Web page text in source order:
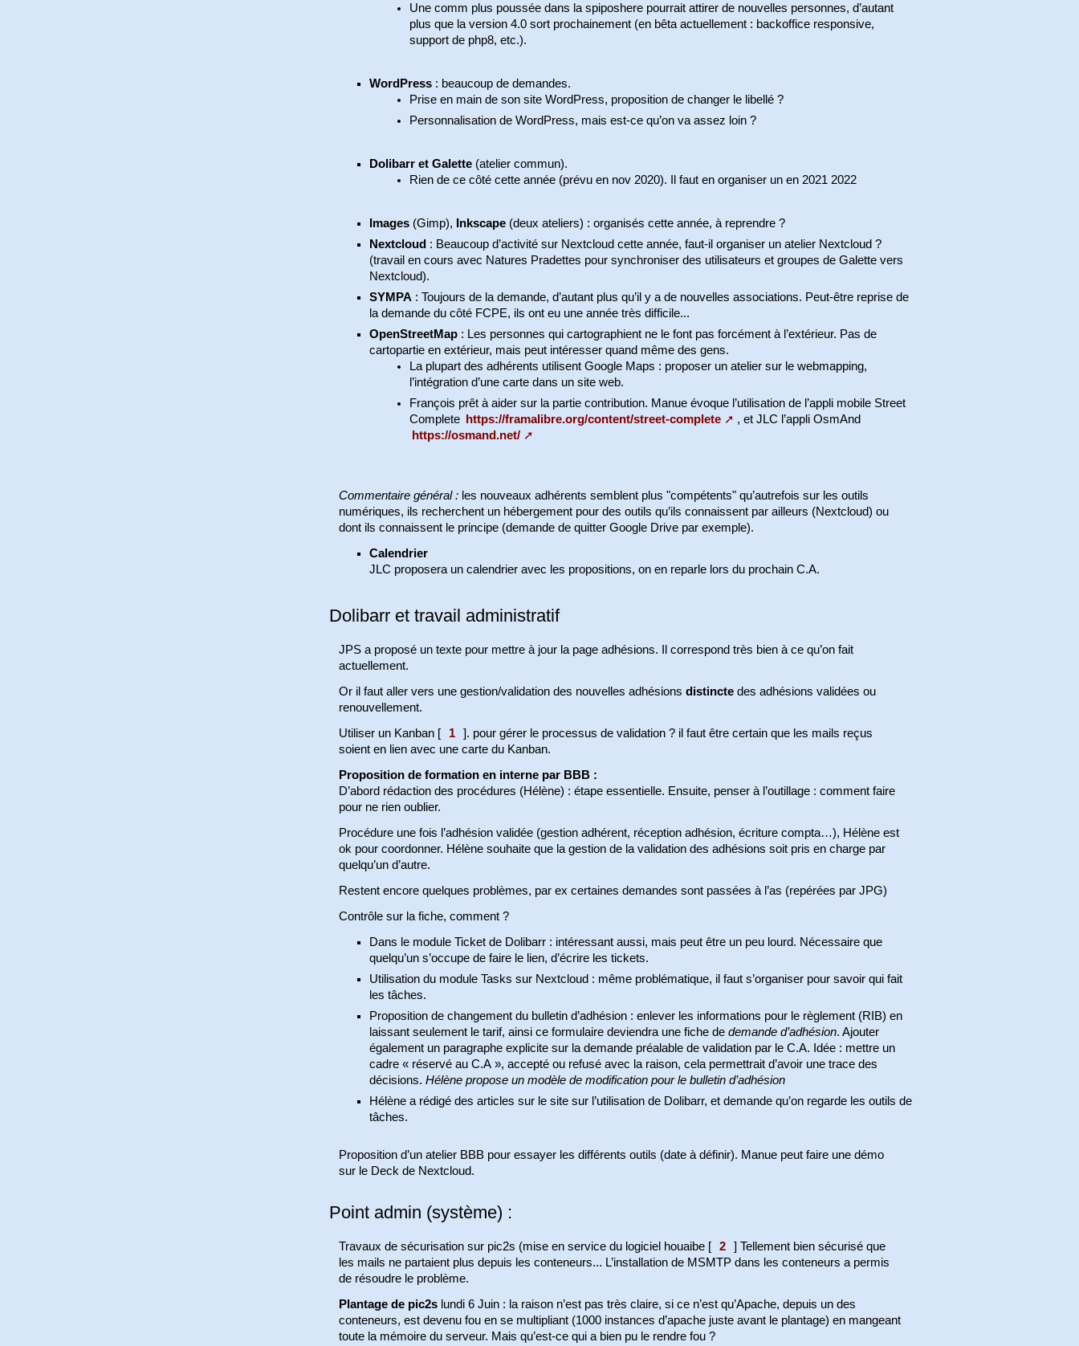
Une comm plus poussée dans la spiposhere pourrait attirer de nouvelles personnes, d’autant
plus que la version 4.0 sort prochainement (en bêta actuellement : backoffice responsive,
support de php8, etc.).
WordPress: beaucoup de demandes.
Prise en main de son site WordPress, proposition de changer le libellé ?
Personnalisation de WordPress, mais est-ce qu’on va assez loin ?
Dolibarr et Galette(atelier commun).
Rien de ce côté cette année (prévu en nov 2020). Il faut en organiser un en 2021 2022
Images(Gimp), Inkscape(deux ateliers) : organisés cette année, à reprendre ?
Nextcloud: Beaucoup d’activité sur Nextcloud cette année, faut-il organiser un atelier Nextcloud ?
(travail en cours avec Natures Pradettes pour synchroniser des utilisateurs et groupes de Galette vers
Nextcloud).
SYMPA : Toujours de la demande, d’autant plus qu’il y a de nouvelles associations. Peut-être reprise de
la demande du côté FCPE, ils ont eu une année très difficile...
OpenStreetMap: Les personnes qui cartographient ne le font pas forcément à l’extérieur. Pas de
cartopartie en extérieur, mais peut intéresser quand même des gens.
La plupart des adhérents utilisent Google Maps : proposer un atelier sur le webmapping,
l’intégration d’une carte dans un site web.
François prêt à aider sur la partie contribution. Manue évoque l’utilisation de l’appli mobile Street
Complete https://framalibre.org/content/street-complete
, et JLC l’appli OsmAnd
https://osmand.net/
Commentaire général :les nouveaux adhérents semblent plus "compétents" qu’autrefois sur les outils
numériques, ils recherchent un hébergement pour des outils qu’ils connaissent par ailleurs (Nextcloud) ou
dont ils connaissent le principe (demande de quitter Google Drive par exemple).
Calendrier
JLC proposera un calendrier avec les propositions, on en reparle lors du prochain C.A.
Dolibarr et travail administratif
JPS a proposé un texte pour mettre à jour la page adhésions. Il correspond très bien à ce qu’on fait
actuellement.
Or il faut aller vers une gestion/validation des nouvelles adhésions distinctedes adhésions validées ou
renouvellement.
Utiliser un Kanban[ 1 ]. pour gérer le processus de validation ? il faut être certain que les mails reçus
soient en lien avec une carte du Kanban.
Proposition de formation en interne par BBB :
D’abord rédaction des procédures (Hélène) : étape essentielle. Ensuite, penser à l’outillage : comment faire
pour ne rien oublier.
Procédure une fois l’adhésion validée (gestion adhérent, réception adhésion, écriture compta…), Hélène est
ok pour coordonner. Hélène souhaite que la gestion de la validation des adhésions soit pris en charge par
quelqu’un d’autre.
Restent encore quelques problèmes, par ex certaines demandes sont passées à l’as (repérées par JPG)
Contrôle sur la fiche, comment ?
Dans le module Ticket de Dolibarr : intéressant aussi, mais peut être un peu lourd. Nécessaire que
quelqu’un s’occupe de faire le lien, d’écrire les tickets.
Utilisation du module Tasks sur Nextcloud : même problématique, il faut s’organiser pour savoir qui fait
les tâches.
Proposition de changement du bulletin d’adhésion : enlever les informations pour le règlement (RIB) en
laissant seulement le tarif, ainsi ce formulaire deviendra une fiche de demande d’adhésion. Ajouter
également un paragraphe explicite sur la demande préalable de validation par le C.A. Idée : mettre un
cadre « réservé au C.A », accepté ou refusé avec la raison, cela permettrait d’avoir une trace des
décisions. Hélène propose un modèle de modification pour le bulletin d’adhésion
Hélène a rédigé des articles sur le site sur l’utilisation de Dolibarr, et demande qu’on regarde les outils de
tâches.
Proposition d’un atelier BBB pour essayer les différents outils (date à définir). Manue peut faire une démo
sur le Deck de Nextcloud.
Point admin (système) :
Travaux de sécurisation sur pic2s (mise en service du logiciel houaibe[ 2 ] Tellement bien sécurisé que
les mails ne partaient plus depuis les conteneurs... L’installation de MSMTP dans les conteneurs a permis
de résoudre le problème.
Plantage de pic2slundi 6 Juin : la raison n’est pas très claire, si ce n’est qu’Apache, depuis un des
conteneurs, est devenu fou en se multipliant (1000 instances d’apache juste avant le plantage) en mangeant
toute la mémoire du serveur. Mais qu’est-ce qui a bien pu le rendre fou ?